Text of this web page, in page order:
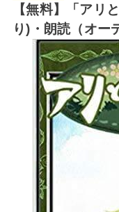
【無料】「アリ
り)・朗読（オー